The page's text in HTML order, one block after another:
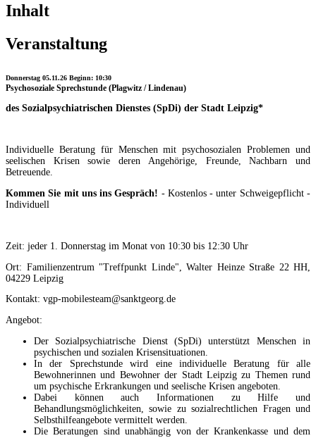
Inhalt
Veranstaltung
Donnerstag 05.11.26 Beginn: 10:30
Psychosoziale Sprechstunde (Plagwitz / Lindenau)
des Sozialpsychiatrischen Dienstes (SpDi) der Stadt Leipzig*
Individuelle Beratung für Menschen mit psychosozialen Problemen und
seelischen Krisen sowie deren Angehörige, Freunde, Nachbarn und
Betreuende.
Kommen Sie mit uns ins Gespräch! - Kostenlos - unter Schweigepflicht -
Individuell
Zeit: jeder 1. Donnerstag im Monat von 10:30 bis 12:30 Uhr
Ort: Familienzentrum "Treffpunkt Linde", Walter Heinze Straße 22 HH,
04229 Leipzig
Kontakt: vgp-mobilesteam@sanktgeorg.de
Angebot:
Der Sozialpsychiatrische Dienst (SpDi) unterstützt Menschen in
psychischen und sozialen Krisensituationen.
In der Sprechstunde wird eine individuelle Beratung für alle
Bewohnerinnen und Bewohner der Stadt Leipzig zu Themen rund
um psychische Erkrankungen und seelische Krisen angeboten.
Dabei können auch Informationen zu Hilfe und
Behandlungsmöglichkeiten, sowie zu sozialrechtlichen Fragen und
Selbsthilfeangebote vermittelt werden.
Die Beratungen sind unabhängig von der Krankenkasse und dem